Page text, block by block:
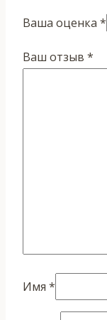
Ваша оценка *
Ваш отзыв *
Имя *